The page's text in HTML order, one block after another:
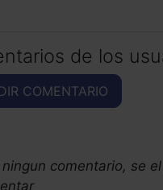
de los
COMENTARIO
comentario, se